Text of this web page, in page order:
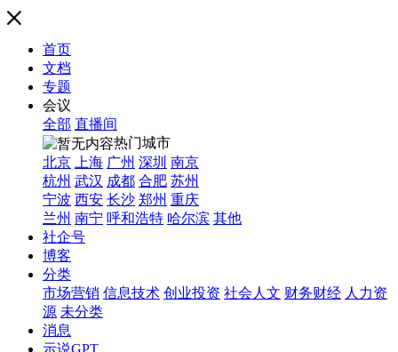
首页
文档
专题
会议
全部 直播间
热门城市
北京
上海 广州 深圳 南京
杭州 武汉 成都 合肥 苏州
宁波 西安 长沙 郑州 重庆
兰州 南宁 呼和浩特 哈尔滨 其他
社企号
博客
分类
市场营销 信息技术 创业投资 社会人文 财务财经 人力资
源 未分类
消息
示说GPT